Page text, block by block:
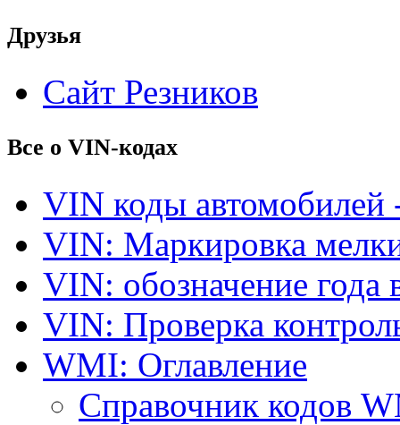
Друзья
Сайт Резников
Все о VIN-кодах
VIN коды автомобилей
VIN: Маркировка
VIN: обозначение года
VIN: Проверка
WMI: Оглавление
Справочник кодов